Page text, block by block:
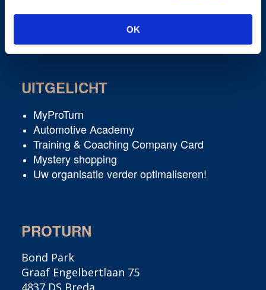
OK
Auditeren
Interim Professionals
UITGELICHT
MyProTurn
Automotive Academy
Training & Coaching Company Card
Mystery shopping
Uw organisatie verder optimaliseren!
PROTURN
Bond Park
Graaf Engelbertlaan 75
4837 DS Breda